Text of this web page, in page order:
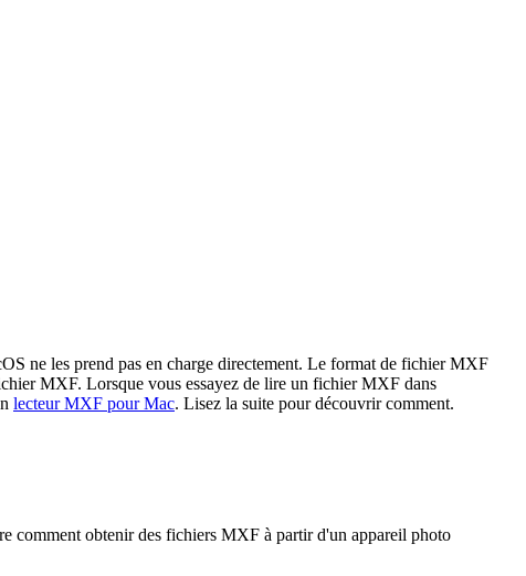
ne les prend pas en charge directement. Le format de fichier MXF
MXF. Lorsque vous essayez de lire un fichier MXF dans
lecteur MXF pour Mac. Lisez la suite pour découvrir comment.
comment obtenir des fichiers MXF à partir d'un appareil photo